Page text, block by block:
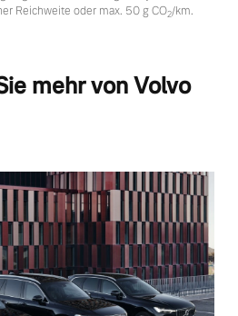
Reichweite oder max. 50 g CO2/km.
mehr von Volvo